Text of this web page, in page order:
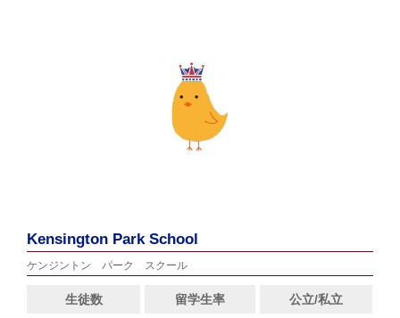
Kensington Park School
ケンジントン パーク スクール
生徒数 留学生率
公立/私立